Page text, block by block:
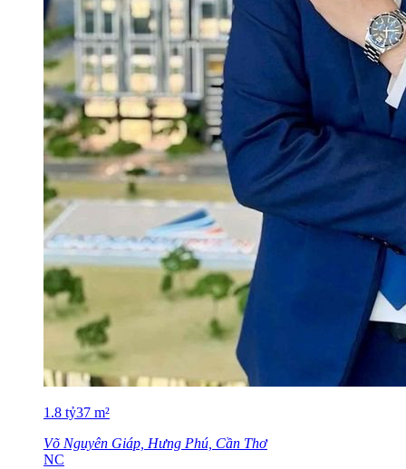
1.8 tỷ37 m²
Võ Nguyên Giáp, Hưng Phú, Cần Thơ
NC